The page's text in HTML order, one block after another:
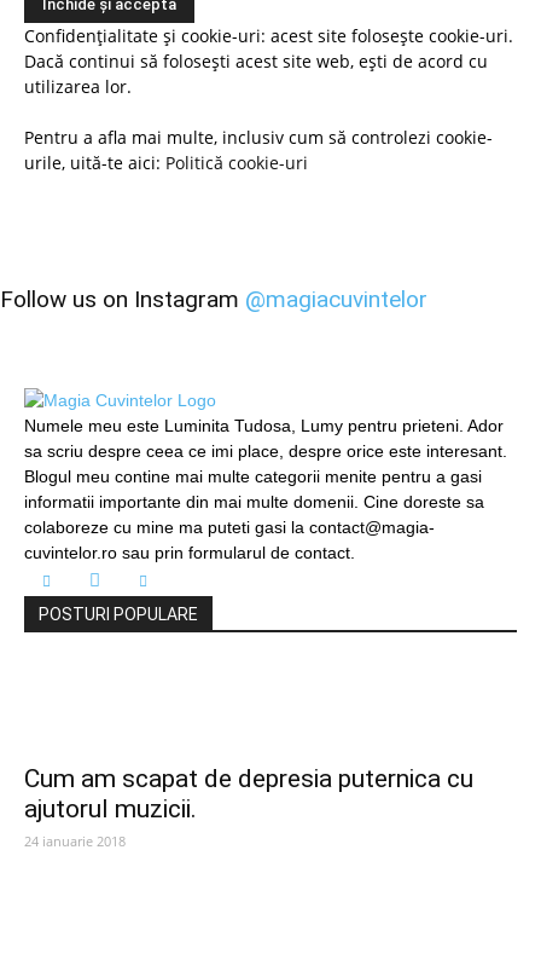
Confidențialitate și cookie-uri: acest site folosește cookie-uri.
Dacă continui să folosești acest site web, ești de acord cu
utilizarea lor.
Pentru a afla mai multe, inclusiv cum să controlezi cookie-
urile, uită-te aici: Politică cookie-uri
Follow us on Instagram @magiacuvintelor
Numele meu este Luminita Tudosa, Lumy pentru prieteni. Ador
sa scriu despre ceea ce imi place, despre orice este interesant.
Blogul meu contine mai multe categorii menite pentru a gasi
informatii importante din mai multe domenii. Cine doreste sa
colaboreze cu mine ma puteti gasi la contact@magia-
cuvintelor.ro sau prin formularul de contact.
POSTURI POPULARE
Cum am scapat de depresia puternica cu
ajutorul muzicii.
24 ianuarie 2018